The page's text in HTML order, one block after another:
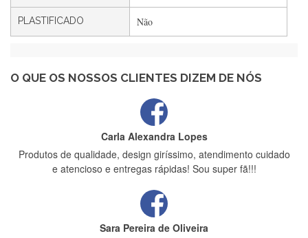
PLASTIFICADO Não
O QUE OS NOSSOS CLIENTES DIZEM DE NÓS
estrelas
Carla Alexandra Lopes
Produtos de qualidade, design giríssimo, atendimento cuidado
e atencioso e entregas rápidas! Sou super fã!!!
Sara Pereira de Oliveira